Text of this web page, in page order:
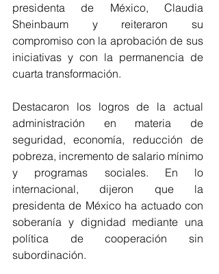
presidenta de México, Claudia
Sheinbaum y reiteraron su
compromiso con la aprobación de sus
iniciativas y con la permanencia de
cuarta transformación.
Destacaron los logros de la actual
administración en materia de
seguridad, economía, reducción de
pobreza, incremento de salario mínimo
y programas sociales. En lo
internacional, dijeron que la
presidenta de México ha actuado con
soberanía y dignidad mediante una
política de cooperación sin
subordinación.